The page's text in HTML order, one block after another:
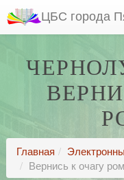
ЦБС города
Главная
Вернись к очагу